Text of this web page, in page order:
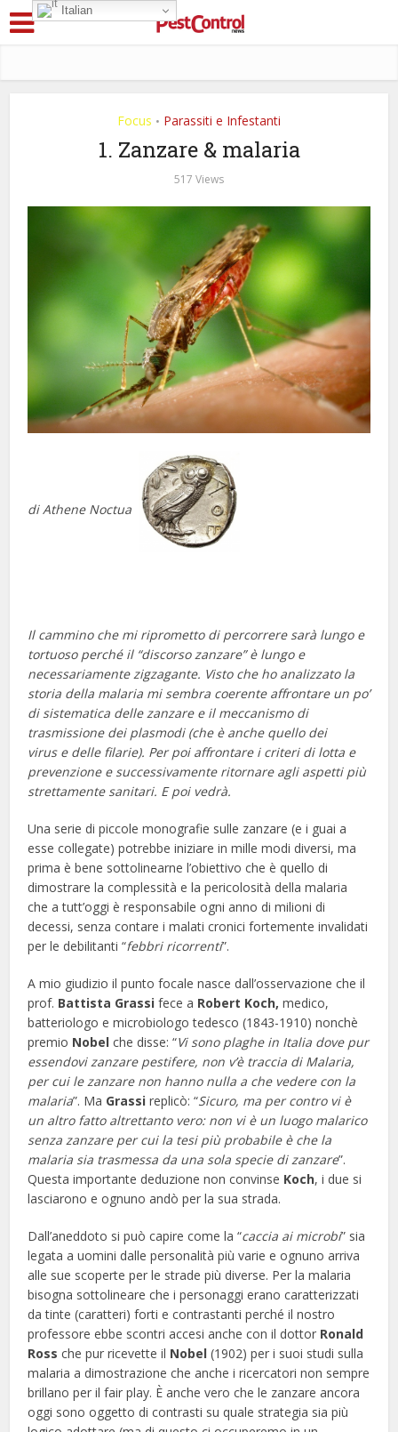
Focus • Parassiti e Infestanti
1. Zanzare & malaria
517 Views
di Athene Noctua
Il cammino che mi riprometto di percorrere sarà lungo e
tortuoso perché il “discorso zanzare” è lungo e
necessariamente zigzagante. Visto che ho analizzato la
storia della malaria mi sembra coerente affrontare un po’
di sistematica delle zanzare e il meccanismo di
trasmissione dei plasmodi (che è anche quello dei
virus e delle filarie). Per poi affrontare i criteri di lotta e
prevenzione e successivamente ritornare agli aspetti più
strettamente sanitari. E poi vedrà.
Una serie di piccole monografie sulle zanzare (e i guai a
esse collegate) potrebbe iniziare in mille modi diversi, ma
prima è bene sottolinearne l’obiettivo che è quello di
dimostrare la complessità e la pericolosità della malaria
che a tutt’oggi è responsabile ogni anno di milioni di
decessi, senza contare i malati cronici fortemente invalidati
per le debilitanti “febbri ricorrenti”.
A mio giudizio il punto focale nasce dall’osservazione che il
prof. Battista Grassi fece a Robert Koch, medico,
batteriologo e microbiologo tedesco (1843-1910) nonchè
premio Nobel che disse: “Vi sono plaghe in Italia dove pur
essendovi zanzare pestifere, non v’è traccia di Malaria,
per cui le zanzare non hanno nulla a che vedere con la
malaria”. Ma Grassi replicò: “Sicuro, ma per contro vi è
un altro fatto altrettanto vero: non vi è un luogo malarico
senza zanzare per cui la tesi più probabile è che la
malaria sia trasmessa da una sola specie di zanzare”.
Questa importante deduzione non convinse Koch, i due si
lasciarono e ognuno andò per la sua strada.
Dall’aneddoto si può capire come la “caccia ai microbi” sia
legata a uomini dalle personalità più varie e ognuno arriva
alle sue scoperte per le strade più diverse. Per la malaria
bisogna sottolineare che i personaggi erano caratterizzati
da tinte (caratteri) forti e contrastanti perché il nostro
professore ebbe scontri accesi anche con il dottor Ronald
Ross che pur ricevette il Nobel (1902) per i suoi studi sulla
malaria a dimostrazione che anche i ricercatori non sempre
brillano per il fair play. È anche vero che le zanzare ancora
oggi sono oggetto di contrasti su quale strategia sia più
Italian